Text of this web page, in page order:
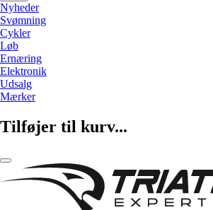
Nyheder
Svømning
Cykler
Løb
Ernæring
Elektronik
Udsalg
Mærker
Tilføjer til kurv...